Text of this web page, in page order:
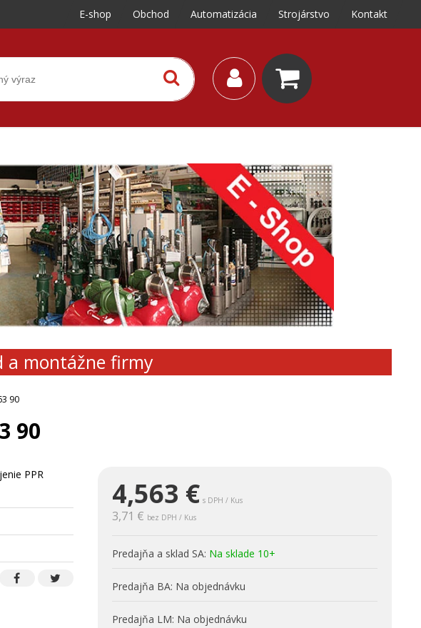
E-shop Obchod Automatizácia Strojárstvo Kontakt
a montážne firmy
90
90
4,563 € s DPH / Kus
3,71 € bez DPH / Kus
Predajňa a sklad SA: Na sklade 10+
Predajňa BA: Na objednávku
Predajňa LM: Na objednávku
PPR